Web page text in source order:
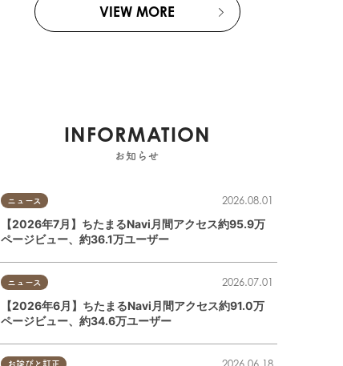
VIEW MORE
INFORMATION
お知らせ
ニュース 2026.08.01
【2026年7月】ちたまるNavi月間アクセス約95.9万
ページビュー、約36.1万ユーザー
ニュース 2026.07.01
【2026年6月】ちたまるNavi月間アクセス約91.0万
ページビュー、約34.6万ユーザー
お詫びと訂正